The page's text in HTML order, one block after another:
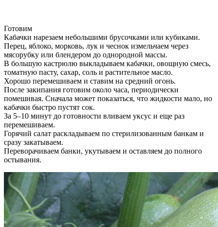
Готовим
Кабачки нарезаем небольшими брусочками или кубиками.
Перец, яблоко, морковь, лук и чеснок измельчаем через
мясорубку или блендером до однородной массы.
В большую кастрюлю выкладываем кабачки, овощную смесь,
томатную пасту, сахар, соль и растительное масло.
Хорошо перемешиваем и ставим на средний огонь.
После закипания готовим около часа, периодически
помешивая. Сначала может показаться, что жидкости мало, но
кабачки быстро пустят сок.
За 5–10 минут до готовности вливаем уксус и еще раз
перемешиваем.
Горячий салат раскладываем по стерилизованным банкам и
сразу закатываем.
Переворачиваем банки, укутываем и оставляем до полного
остывания.